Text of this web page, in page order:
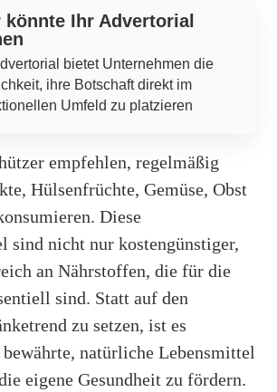
könnte Ihr Advertorial
bietet Unternehmen die
ihre Botschaft direkt im
Umfeld zu platzieren
empfehlen, regelmäßig
Hülsenfrüchte, Gemüse, Obst
Diese
sind nicht nur kostengünstiger,
an Nährstoffen, die für die
sind. Statt auf den
zu setzen, ist es
natürliche Lebensmittel
eigene Gesundheit zu fördern.